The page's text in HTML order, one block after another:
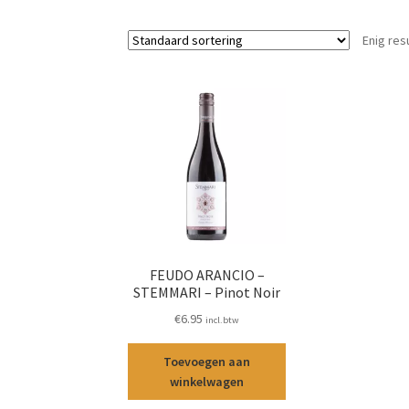
Enig
FEUDO ARANCIO –
STEMMARI – Pinot Noir
€6.95 incl.btw
Toevoegen aan
winkelwagen